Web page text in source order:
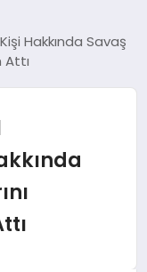
Hakkında Savaş
Attı